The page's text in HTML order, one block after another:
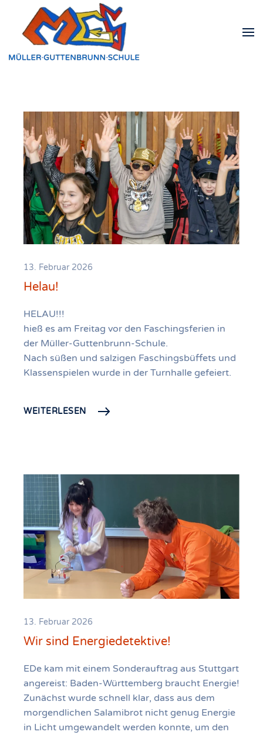
Zum Hauptinhalt springen
13. Februar 2026
Helau!
HELAU!!!
hieß es am Freitag vor den Faschingsferien in
der Müller-Guttenbrunn-Schule.
Nach süßen und salzigen Faschingsbüffets und
Klassenspielen wurde in der Turnhalle gefeiert.
WEITERLESEN
13. Februar 2026
Wir sind Energiedetektive!
EDe kam mit einem Sonderauftrag aus Stuttgart
angereist: Baden-Württemberg braucht Energie!
Zunächst wurde schnell klar, dass aus dem
morgendlichen Salamibrot nicht genug Energie
in Licht umgewandelt werden konnte, um den